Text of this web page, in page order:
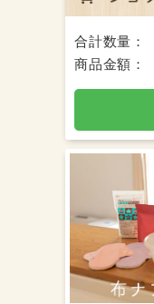
合計数量：
商品金額：